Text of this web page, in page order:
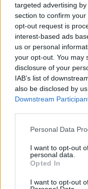
targeted advertising
section to confirm
opt-out request is
interest-based ads
us or personal
your opt-out. You may
disclosure of your
IAB’s list of
also be disclosed by
Downstream
Please note that this
not limited to your visit
grant or deny consent
use your data for
consent section.
Personal Data
I want to opt-out
personal data.
Opted In
I want to opt-out
PIKNIK ITALOK:
Ahogy tavaszodik és a
támad kedve kirándulni